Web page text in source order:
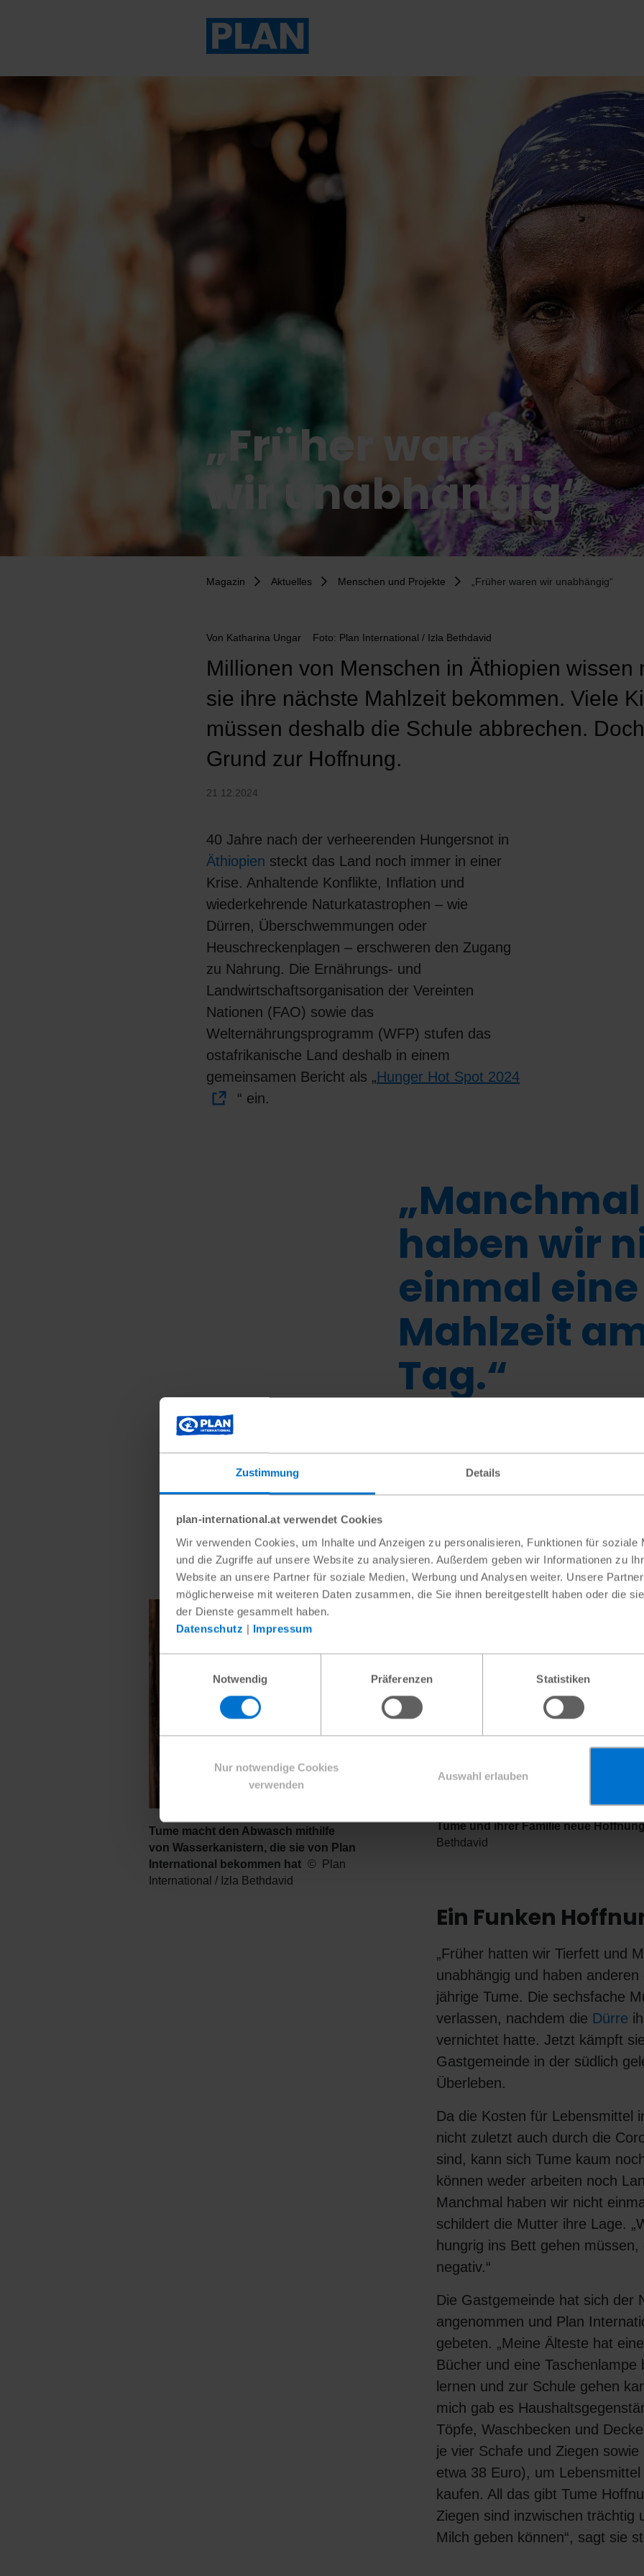
Zustimmung Details
plan-international.at verwendet Cookies
Wir verwenden Cookies, um Inhalte und Anzeigen zu personalisieren, Funktionen für soziale
und die Zugriffe auf unsere Website zu analysieren. Außerdem geben wir Informationen zu
Website an unsere Partner für soziale Medien, Werbung und Analysen weiter. Unsere
möglicherweise mit weiteren Daten zusammen, die Sie ihnen bereitgestellt haben oder die
der Dienste gesammelt haben.
Datenschutz | Impressum
Notwendig
Präferenzen Statistiken
Nur notwendige Cookies
verwenden
Auswahl erlauben
„Früher waren
wir unabhängig“
Magazin Aktuelles Menschen und Projekte „Früher waren wir unabhängig“
Von Katharina Ungar Foto: Plan International / Izla Bethdavid
Millionen von Menschen in Äthiopien wissen
sie ihre nächste Mahlzeit bekommen. Viele
müssen deshalb die Schule abbrechen.
Grund zur Hoffnung.
21.12.2024
40 Jahre nach der verheerenden Hungersnot in
Äthiopien steckt das Land noch immer in einer
Krise. Anhaltende Konflikte, Inflation und
wiederkehrende Naturkatastrophen – wie
Dürren, Überschwemmungen oder
Heuschreckenplagen – erschweren den Zugang
zu Nahrung. Die Ernährungs- und
Landwirtschaftsorganisation der Vereinten
Nationen (FAO) sowie das
Welternährungsprogramm (WFP) stufen das
ostafrikanische Land deshalb in einem
gemeinsamen Bericht als „Hunger Hot Spot 2024
“ ein.
„Manchmal
haben wir
einmal eine
Mahlzeit
Tag.“
Tume macht den Abwasch mithilfe
von Wasserkanistern, die sie von Plan
International bekommen hat
Plan
International / Izla Bethdavid
Die Ziegen und
Tume und ihrer Familie neue
Bethdavid
Ein Funken
„Früher hatten wir Tierfett und
unabhängig und haben
jährige Tume. Die sechsfache
verlassen, nachdem die Dürre
vernichtet hatte. Jetzt kämpft
Gastgemeinde in der südlich
Überleben.
Da die Kosten für Lebensmittel
nicht zuletzt auch durch die
sind, kann sich Tume kaum
können weder arbeiten noch
Manchmal haben wir nicht
schildert die Mutter ihre Lage.
hungrig ins Bett gehen
negativ.“
Die Gastgemeinde hat sich der
angenommen und Plan
gebeten. „Meine Älteste hat
Bücher und eine
lernen und zur Schule gehen
mich gab es
Töpfe, Waschbecken und
je vier Schafe und Ziegen
etwa 38 Euro), um
kaufen. All das gibt Tume
Ziegen sind inzwischen trächtig
Milch geben können“, sagt sie